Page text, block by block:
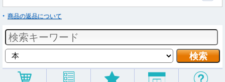
商品の返品について